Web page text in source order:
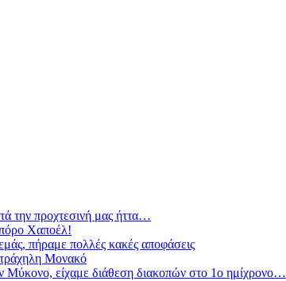
την προχτεσινή μας ήττα…
Χαποέλ!
πήραμε πολλές κακές αποφάσεις
Μονακό
Μύκονο, είχαμε διάθεση διακοπών στο 1ο ημίχρονο…